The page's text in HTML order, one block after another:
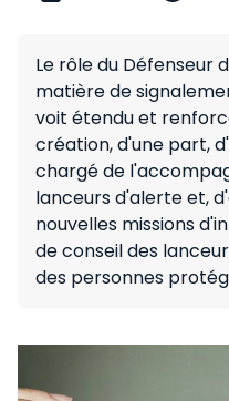
Le rôle du Défenseur
matière de
voit étendu et
création, d'une part,
chargé de
lanceurs d'alerte et,
nouvelles missions
de conseil des
des personnes